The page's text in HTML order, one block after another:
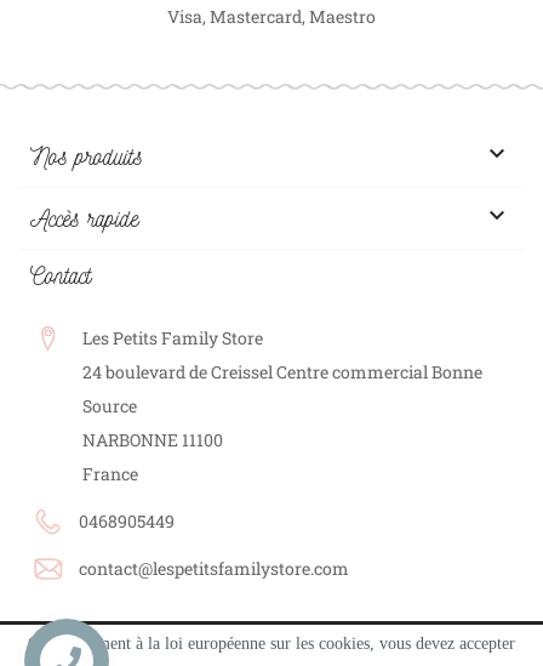
Conformément à la loi européenne sur les cookies, vous devez accepter
Visa, Mastercard, Maestro
Nos produits 
Accès rapide 
Contact
Les Petits Family Store
24 boulevard de Creissel Centre commercial Bonne
Source
NARBONNE 11100
France
0468905449
contact@lespetitsfamilystore.com